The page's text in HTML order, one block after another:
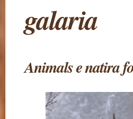
galaria
Animals e natira